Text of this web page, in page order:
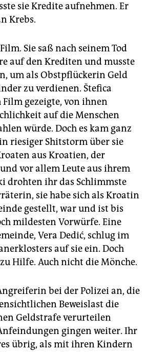
sie Kredite aufnehmen. Er
Krebs.
Sie saß nach seinem Tod
auf den Krediten und musste
um als Obstpflückerin Geld
zu verdienen. Štefica
gezeigte, von ihnen
auf die Menschen
würde. Doch es kam ganz
riesiger Shitstorm über sie
aus Kroatien, der
vor allem Leute aus ihrem
drohten ihr das Schlimmste
sie habe sich als Kroatin
gestellt, war und ist bis
mildesten Vorwürfe. Eine
Vera Dedić, schlug im
auf sie ein. Doch
Hilfe. Auch nicht die Mönche.
bei der Polizei an, die
Beweislast die
Geldstrafe verurteilen
gingen weiter. Ihr
übrig, als mit ihren Kindern